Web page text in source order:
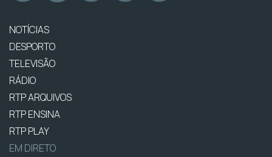
NOTÍCIAS
DESPORTO
TELEVISÃO
RÁDIO
RTP ARQUIVOS
RTP ENSINA
RTP PLAY
EM DIRETO